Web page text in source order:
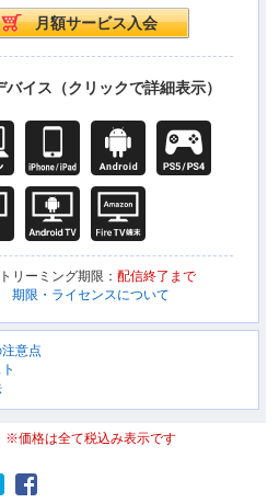
バイス（クリックで詳細表示）
リーミング期限： 配信終了まで
期限・ライセンスについて
意点
※価格は全て税込み表示です